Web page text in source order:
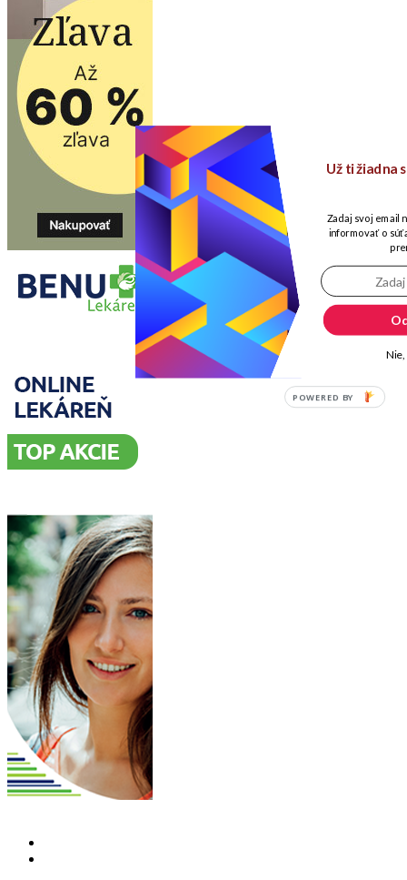
Už ti žiadna
Zadaj svoj email
informovať o